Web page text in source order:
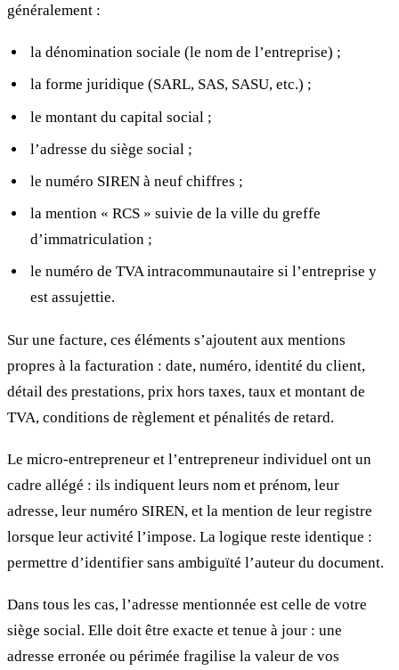
généralement :
la dénomination sociale (le nom de l’entreprise) ;
la forme juridique (SARL, SAS, SASU, etc.) ;
le montant du capital social ;
l’adresse du siège social ;
le numéro SIREN à neuf chiffres ;
la mention « RCS » suivie de la ville du greffe
d’immatriculation ;
le numéro de TVA intracommunautaire si l’entreprise y
est assujettie.
Sur une facture, ces éléments s’ajoutent aux mentions
propres à la facturation : date, numéro, identité du client,
détail des prestations, prix hors taxes, taux et montant de
TVA, conditions de règlement et pénalités de retard.
Le micro-entrepreneur et l’entrepreneur individuel ont un
cadre allégé : ils indiquent leurs nom et prénom, leur
adresse, leur numéro SIREN, et la mention de leur registre
lorsque leur activité l’impose. La logique reste identique :
permettre d’identifier sans ambiguïté l’auteur du document.
Dans tous les cas, l’adresse mentionnée est celle de votre
siège social. Elle doit être exacte et tenue à jour : une
adresse erronée ou périmée fragilise la valeur de vos